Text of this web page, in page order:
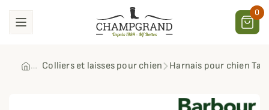
0
Colliers et laisses pour chien Harnais pour chien